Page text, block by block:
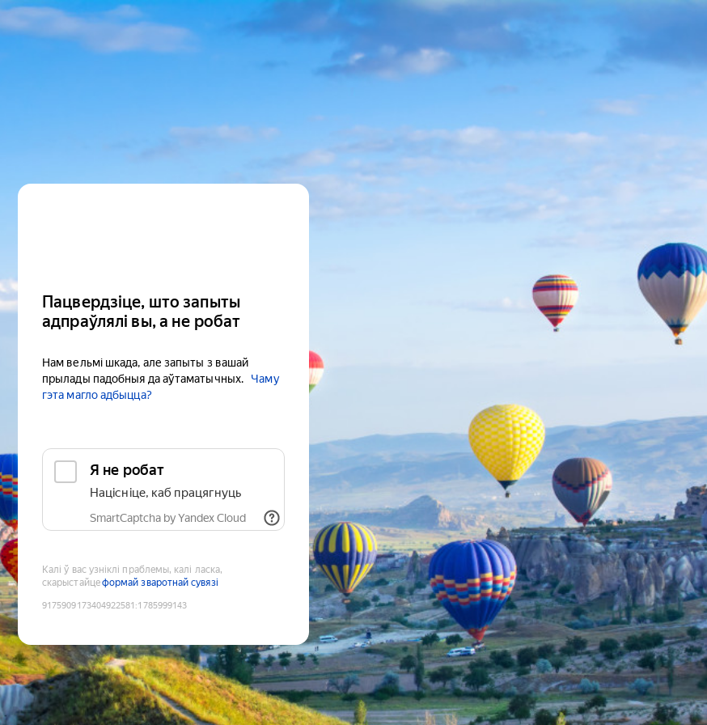
Пацвердзіце, што запыты
адпраўлялі вы, а не робат
Нам вельмі шкада, але запыты з вашай
прылады падобныя да аўтаматычных.
Чаму
гэта магло адбыцца?
Я не робат
Націсніце, каб працягнуць
SmartCaptcha by Yandex Cloud
Калі ў вас узніклі праблемы, калі ласка,
скарыстайцеформай зваротнай сувязі
9175909173404922581 :1785999143